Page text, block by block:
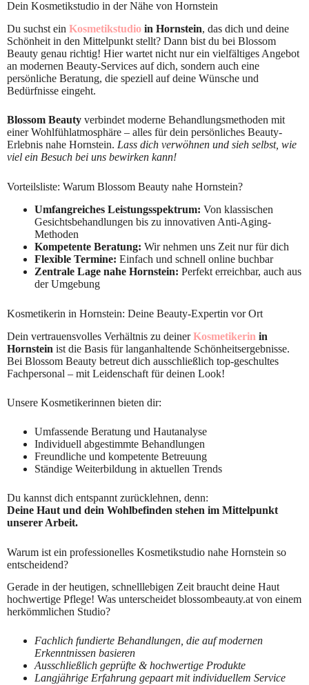
Dein Kosmetikstudio in der Nähe von Hornstein
Du suchst ein Kosmetikstudio in Hornstein, das dich und deine
Schönheit in den Mittelpunkt stellt? Dann bist du bei Blossom
Beauty genau richtig! Hier wartet nicht nur ein vielfältiges Angebot
an modernen Beauty-Services auf dich, sondern auch eine
persönliche Beratung, die speziell auf deine Wünsche und
Bedürfnisse eingeht.
Blossom Beauty verbindet moderne Behandlungsmethoden mit
einer Wohlfühlatmosphäre – alles für dein persönliches Beauty-
Erlebnis nahe Hornstein. Lass dich verwöhnen und sieh selbst, wie
viel ein Besuch bei uns bewirken kann!
Vorteilsliste: Warum Blossom Beauty nahe Hornstein?
Umfangreiches Leistungsspektrum: Von klassischen
Gesichtsbehandlungen bis zu innovativen Anti-Aging-
Methoden
Kompetente Beratung: Wir nehmen uns Zeit nur für dich
Flexible Termine: Einfach und schnell online buchbar
Zentrale Lage nahe Hornstein: Perfekt erreichbar, auch aus
der Umgebung
Kosmetikerin in Hornstein: Deine Beauty-Expertin vor Ort
Dein vertrauensvolles Verhältnis zu deinerKosmetikerin in
Hornstein ist die Basis für langanhaltende Schönheitsergebnisse.
Bei Blossom Beauty betreut dich ausschließlich top-geschultes
Fachpersonal – mit Leidenschaft für deinen Look!
Unsere Kosmetikerinnen bieten dir:
Umfassende Beratung und Hautanalyse
Individuell abgestimmte Behandlungen
Freundliche und kompetente Betreuung
Ständige Weiterbildung in aktuellen Trends
Du kannst dich entspannt zurücklehnen, denn:
Deine Haut und dein Wohlbefinden stehen im Mittelpunkt
unserer Arbeit.
Warum ist ein professionelles Kosmetikstudio nahe Hornstein so
entscheidend?
Gerade in der heutigen, schnelllebigen Zeit braucht deine Haut
hochwertige Pflege! Was unterscheidet blossombeauty.at von einem
herkömmlichen Studio?
Fachlich fundierte Behandlungen, die auf modernen
Erkenntnissen basieren
Ausschließlich geprüfte & hochwertige Produkte
Langjährige Erfahrung gepaart mit individuellem Service